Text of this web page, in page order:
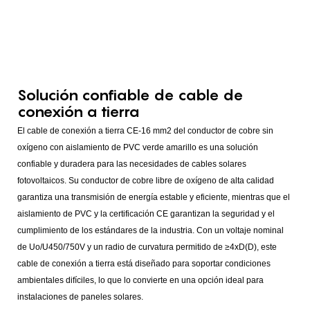
Solución confiable de cable de
conexión a tierra
El cable de conexión a tierra CE-16 mm2 del conductor de cobre sin
oxígeno con aislamiento de PVC verde amarillo es una solución
confiable y duradera para las necesidades de cables solares
fotovoltaicos. Su conductor de cobre libre de oxígeno de alta calidad
garantiza una transmisión de energía estable y eficiente, mientras que el
aislamiento de PVC y la certificación CE garantizan la seguridad y el
cumplimiento de los estándares de la industria. Con un voltaje nominal
de Uo/U450/750V y un radio de curvatura permitido de ≥4xD(D), este
cable de conexión a tierra está diseñado para soportar condiciones
ambientales difíciles, lo que lo convierte en una opción ideal para
instalaciones de paneles solares.